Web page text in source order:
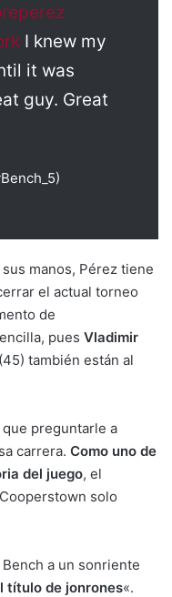
I knew my
it was
guy. Great
manos, Pérez tiene
el actual torneo
de
pues Vladimir
(45) también están al
preguntarle a
carrera. Como uno de
del juego, el
solo
a un sonriente
título de jonrones«.